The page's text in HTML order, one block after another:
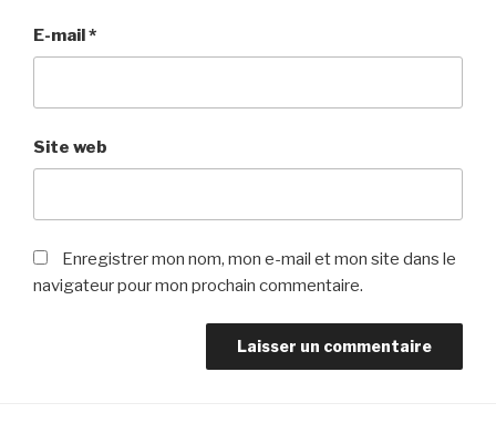
E-mail*
Site web
Enregistrer mon nom, mon e-mail et mon site dans le
navigateur pour mon prochain commentaire.